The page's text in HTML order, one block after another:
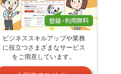
ビジネススキルアップや業務
に役立つさまざまなサービス
をご用意しています。